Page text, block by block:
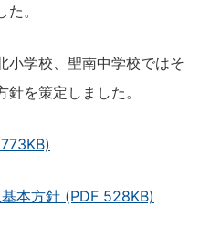
。
小学校、聖南中学校ではそ
を策定しました。
本方針 (PDF 528KB)